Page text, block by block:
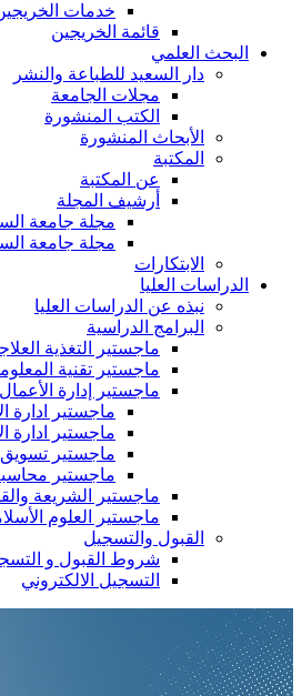
خدمات
قائمة الخريجين
البحث العلمي
دار السعيد للطباعة والنشر
مجلات الجامعة
الكتب المنشورة
الأبحاث المنشورة
المكتبة
عن المكتبة
أرشيف المجلة
مجلة جامعة
مجلة جامعة
الابتكارات
الدراسات العليا
نبذه عن الدراسات العليا
البرامج الدراسية
ماجستير التغذية
ماجستير تقنية
ماجستير إدارة الأعمال
ماجستير ادارة
ماجستير ادارة
ماجستير تسويق
ماجستير
ماجستير الشريعة
ماجستير العلوم
القبول والتسجيل
شروط القبول و
التسجيل الالكتروني